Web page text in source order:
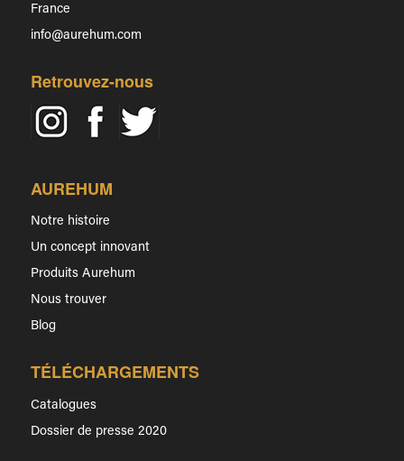
France
info@aurehum.com
Retrouvez-nous
AUREHUM
Notre histoire
Un concept innovant
Produits Aurehum
Nous trouver
Blog
TÉLÉCHARGEMENTS
Catalogues
Dossier de presse 2020